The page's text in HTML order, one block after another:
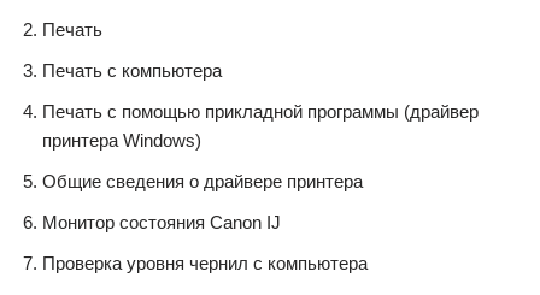
Печать
Печать с компьютера
Печать с помощью прикладной программы (драйвер
принтера Windows)
Общие сведения о драйвере принтера
Монитор состояния Canon IJ
Проверка уровня чернил с компьютера